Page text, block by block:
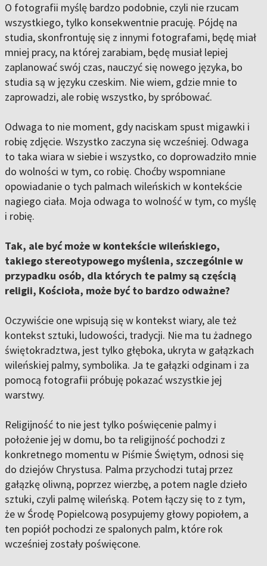
O fotografii myślę bardzo podobnie, czyli nie rzucam
wszystkiego, tylko konsekwentnie pracuję. Pójdę na
studia, skonfrontuję się z innymi fotografami, będę miał
mniej pracy, na której zarabiam, będę musiał lepiej
zaplanować swój czas, nauczyć się nowego języka, bo
studia są w języku czeskim. Nie wiem, gdzie mnie to
zaprowadzi, ale robię wszystko, by spróbować.
Odwaga to nie moment, gdy naciskam spust migawki i
robię zdjęcie. Wszystko zaczyna się wcześniej. Odwaga
to taka wiara w siebie i wszystko, co doprowadziło mnie
do wolności w tym, co robię. Choćby wspomniane
opowiadanie o tych palmach wileńskich w kontekście
nagiego ciała. Moja odwaga to wolność w tym, co myślę
i robię.
Tak, ale być może w kontekście wileńskiego,
takiego stereotypowego myślenia, szczególnie w
przypadku osób, dla których te palmy są częścią
religii, Kościoła, może być to bardzo odważne?
Oczywiście one wpisują się w kontekst wiary, ale też
kontekst sztuki, ludowości, tradycji. Nie ma tu żadnego
świętokradztwa, jest tylko głęboka, ukryta w gałązkach
wileńskiej palmy, symbolika. Ja te gałązki odginam i za
pomocą fotografii próbuję pokazać wszystkie jej
warstwy.
Religijność to nie jest tylko poświęcenie palmy i
położenie jej w domu, bo ta religijność pochodzi z
konkretnego momentu w Piśmie Świętym, odnosi się
do dziejów Chrystusa. Palma przychodzi tutaj przez
gałązkę oliwną, poprzez wierzbę, a potem nagle dzieło
sztuki, czyli palmę wileńską. Potem łączy się to z tym,
że w Środę Popielcową posypujemy głowy popiołem, a
ten popiół pochodzi ze spalonych palm, które rok
wcześniej zostały poświęcone.